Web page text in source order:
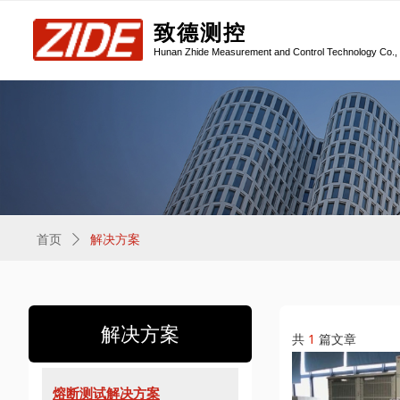
致德测控
Hunan Zhide Measurement and Control Technology Co.,
首页 ꄲ 解决方案
共 1 篇文章
解决方案
熔断测试解决方案